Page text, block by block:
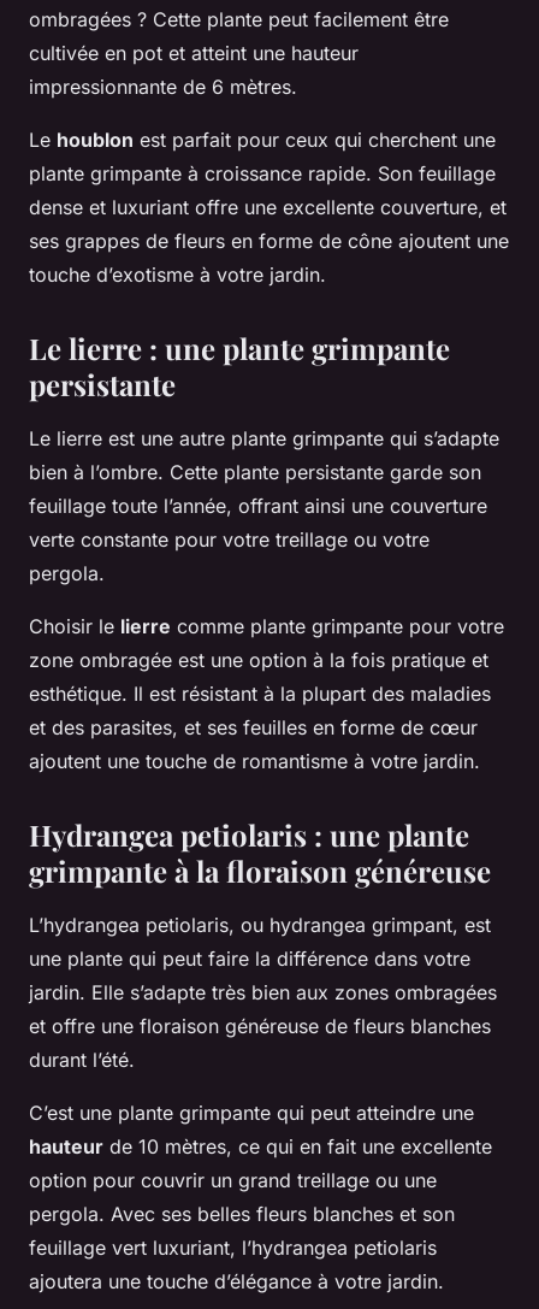
ombragées ? Cette plante peut facilement être
cultivée en pot et atteint une hauteur
impressionnante de 6 mètres.
Le houblon est parfait pour ceux qui cherchent une
plante grimpante à croissance rapide. Son feuillage
dense et luxuriant offre une excellente couverture, et
ses grappes de fleurs en forme de cône ajoutent une
touche d’exotisme à votre jardin.
Le lierre : une plante grimpante
persistante
Le lierre est une autre plante grimpante qui s’adapte
bien à l’ombre. Cette plante persistante garde son
feuillage toute l’année, offrant ainsi une couverture
verte constante pour votre treillage ou votre
pergola.
Choisir le lierre comme plante grimpante pour votre
zone ombragée est une option à la fois pratique et
esthétique. Il est résistant à la plupart des maladies
et des parasites, et ses feuilles en forme de cœur
ajoutent une touche de romantisme à votre jardin.
Hydrangea petiolaris : une plante
grimpante à la floraison généreuse
L’hydrangea petiolaris, ou hydrangea grimpant, est
une plante qui peut faire la différence dans votre
jardin. Elle s’adapte très bien aux zones ombragées
et offre une floraison généreuse de fleurs blanches
durant l’été.
C’est une plante grimpante qui peut atteindre une
hauteur de 10 mètres, ce qui en fait une excellente
option pour couvrir un grand treillage ou une
pergola. Avec ses belles fleurs blanches et son
feuillage vert luxuriant, l’hydrangea petiolaris
ajoutera une touche d’élégance à votre jardin.